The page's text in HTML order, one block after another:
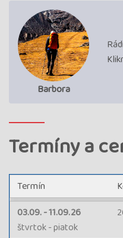
Barbora
Termíny a
Termín
03.09. - 11.09.26
štvrtok - piatok